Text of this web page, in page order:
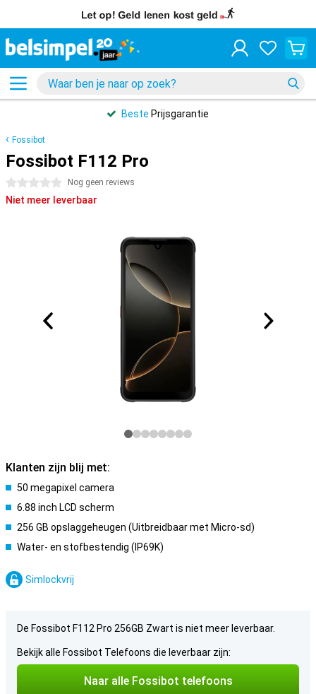
Beste Prijsgarantie
Fossibot
Fossibot F112 Pro
0 sterren Nog geen reviews
Niet meer leverbaar
Klanten zijn blij met:
50 megapixel camera
6.88 inch LCD scherm
256 GB opslaggeheugen (Uitbreidbaar met Micro-sd)
Water- en stofbestendig (IP69K)
Simlockvrij
De Fossibot F112 Pro 256GB Zwart is niet meer leverbaar.
Bekijk alle Fossibot Telefoons die leverbaar zijn:
Naar alle Fossibot telefoons